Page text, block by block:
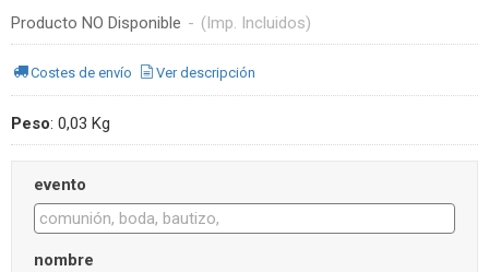
Producto NO Disponible - (Imp. Incluidos)
Costes de envío Ver descripción
Peso: 0,03 Kg
evento
nombre